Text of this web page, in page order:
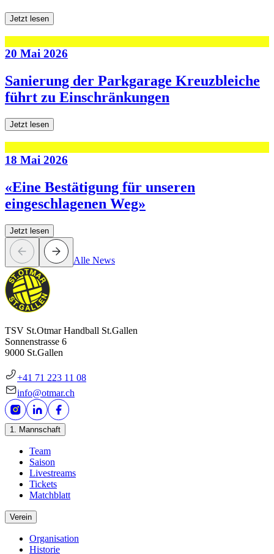
Jetzt lesen
20 Mai 2026
Sanierung der Parkgarage Kreuzbleiche
führt zu Einschränkungen
Jetzt lesen
18 Mai 2026
«Eine Bestätigung für unseren
eingeschlagenen Weg»
Jetzt lesen
Alle News
TSV St.Otmar Handball St.Gallen
Sonnenstrasse 6
9000 St.Gallen
+41 71 223 11 08
info@otmar.ch
1. Mannschaft
Team
Saison
Livestreams
Tickets
Matchblatt
Verein
Organisation
Historie